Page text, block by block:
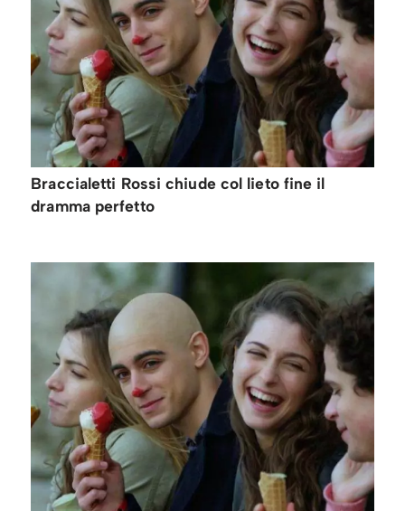
Braccialetti Rossi chiude col lieto fine il
dramma perfetto